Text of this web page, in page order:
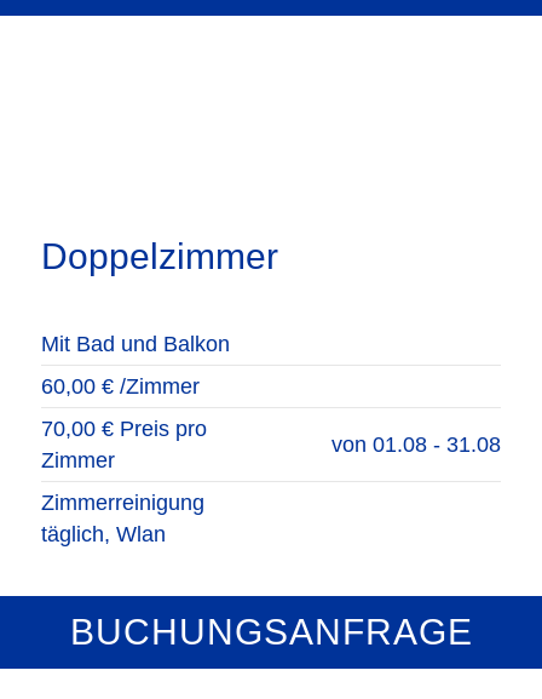
Doppelzimmer
Mit Bad und Balkon
60,00 € /Zimmer
70,00 € Preis pro
Zimmer
von 01.08 - 31.08
Zimmerreinigung
täglich, Wlan
BUCHUNGSANFRAGE